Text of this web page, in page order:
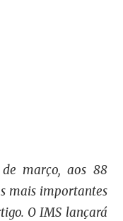
março, aos 88
mais importantes
O IMS lançará